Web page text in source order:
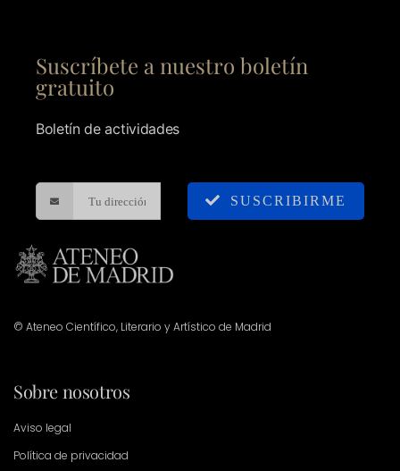
Suscríbete a nuestro boletín
gratuito
Boletín de actividades
SUSCRIBIRME
© Ateneo Científico, Literario y Artístico de Madrid
Sobre nosotros
Aviso legal
Política de privacidad